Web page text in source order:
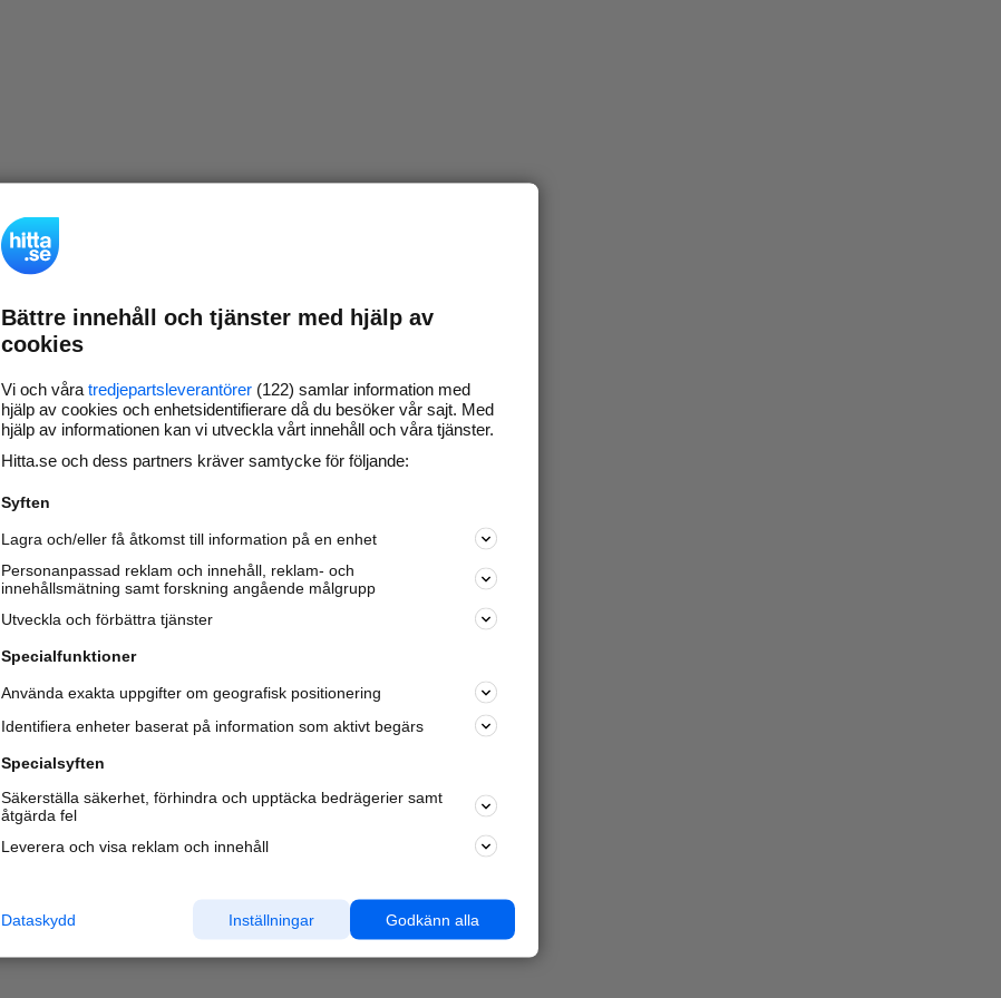
Bättre innehåll och tjänster med hjälp av
cookies
Vi och våra tredjepartsleverantörer (122) samlar information med
hjälp av cookies och enhetsidentifierare då du besöker vår sajt. Med
hjälp av informationen kan vi utveckla vårt innehåll och våra tjänster.
Hitta.se och dess partners kräver samtycke för följande:
Syften
Lagra och/eller få åtkomst till information på en enhet
Personanpassad reklam och innehåll, reklam- och
innehållsmätning samt forskning angående målgrupp
Utveckla och förbättra tjänster
Specialfunktioner
Använda exakta uppgifter om geografisk positionering
Identifiera enheter baserat på information som aktivt begärs
Specialsyften
Säkerställa säkerhet, förhindra och upptäcka bedrägerier samt
åtgärda fel
Leverera och visa reklam och innehåll
Godkänn alla
Inställningar
Dataskydd